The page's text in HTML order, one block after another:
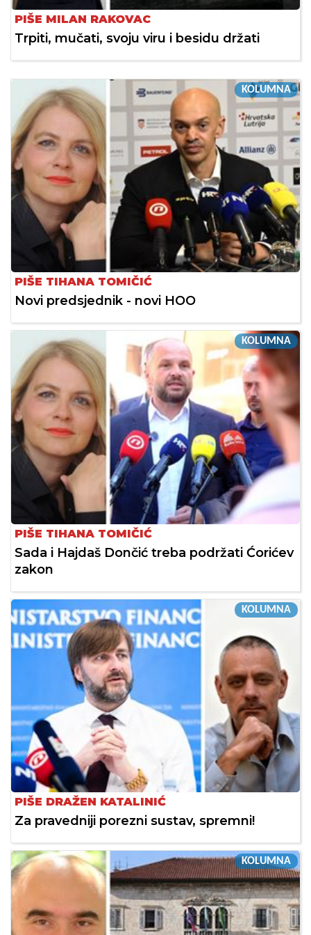
PIŠE MILAN RAKOVAC
Trpiti, mučati, svoju viru i besidu držati
KOLUMNA
PIŠE TIHANA TOMIČIĆ
Novi predsjednik - novi HOO
KOLUMNA
PIŠE TIHANA TOMIČIĆ
Sada i Hajdaš Dončić treba podržati Ćorićev
zakon
KOLUMNA
PIŠE DRAŽEN KATALINIĆ
Za pravedniji porezni sustav, spremni!
KOLUMNA